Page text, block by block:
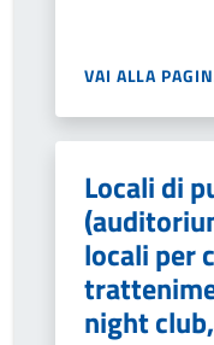
VAI ALLA
Locali di
locali per
night